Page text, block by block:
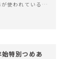
使われているの
ているのか。&
10日（無添加
始特別つめあ